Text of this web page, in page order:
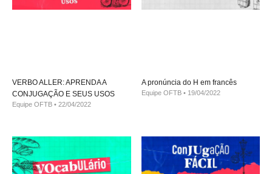
VERBO ALLER: APRENDA A
CONJUGAÇÃO E SEUS USOS
Equipe OFTB 22/04/2022
A pronúncia do H em francês
Equipe OFTB 19/04/2022